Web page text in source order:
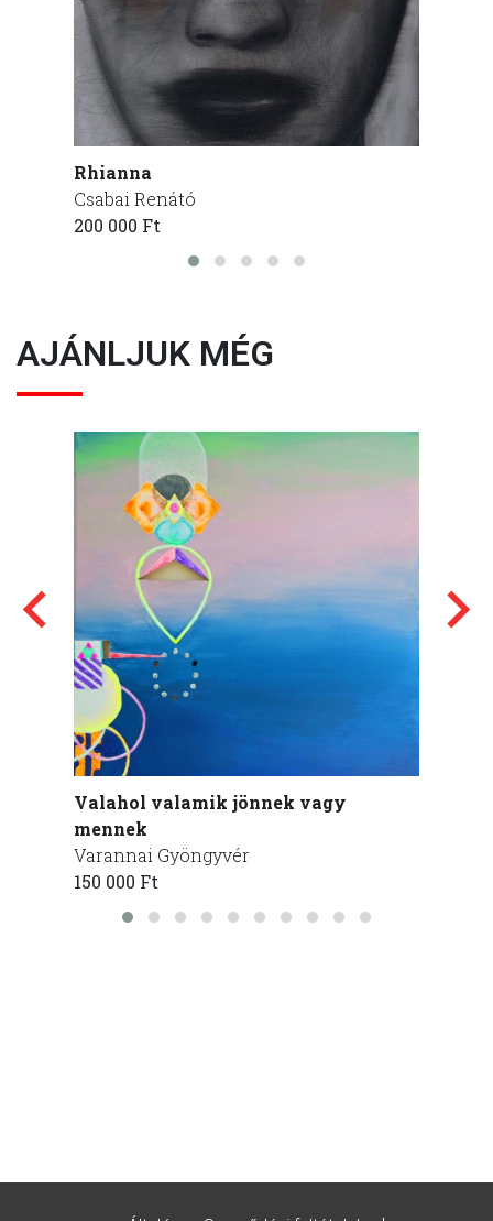
Rhianna
Csabai Renátó
200 000 Ft
AJÁNLJUK MÉG
Valahol valamik jönnek vagy
mennek
Varannai Gyöngyvér
150 000 Ft